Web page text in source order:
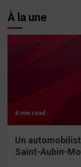
À la une
4 min read
Un
Saint-Aubin-